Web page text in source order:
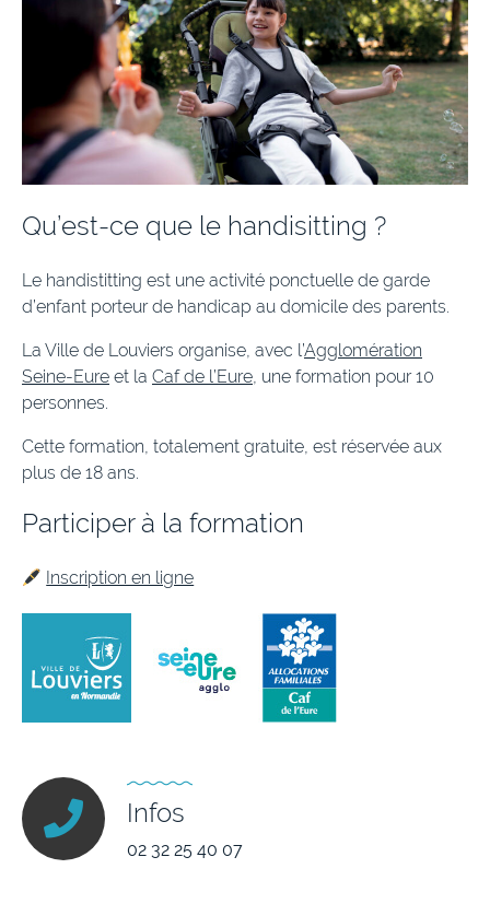
Qu’est-ce que le handisitting ?
Le handistitting est une activité ponctuelle de garde
d’enfant porteur de handicap au domicile des parents.
La Ville de Louviers organise, avec l’Agglomération
Seine-Eure et la Caf de l’Eure, une formation pour 10
personnes.
Cette formation, totalement gratuite, est réservée aux
plus de 18 ans.
Participer à la formation
Inscription en ligne
Infos
02 32 25 40 07